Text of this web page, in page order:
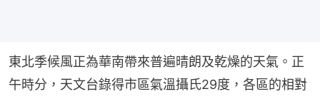
東北季候風正為華南帶來普遍晴朗及乾燥的天氣。正
午時分，天文台錄得市區氣溫攝氏29度，各區的相對